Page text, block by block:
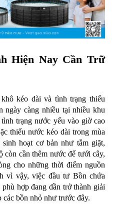
Hiện Nay Cần Trữ
kéo dài và tình trạng thiếu
ngày càng nhiều tại nhiều khu
trạng nước yếu vào giờ cao
thiếu nước kéo dài trong mùa
hoạt cơ bản như tắm giặt,
còn cần thêm nước để tưới cây,
cho những thời điểm nguồn
vì vậy, việc đầu tư Bồn chứa
hợp đang dần trở thành giải
bồn nhỏ như trước đây.